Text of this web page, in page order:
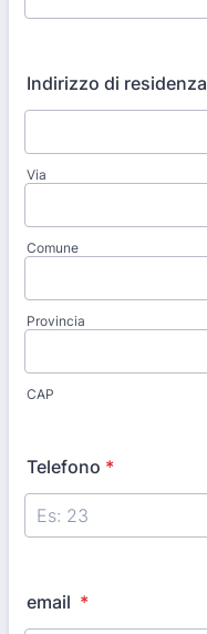
Indirizzo di residenza
Via
Comune
Provincia
CAP
Telefono *
email *